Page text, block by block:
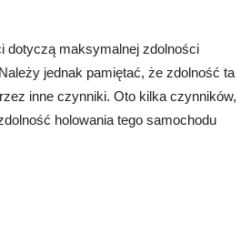
dotyczą maksymalnej zdolności
jednak pamiętać, że zdolność ta
inne czynniki. Oto kilka czynników,
holowania tego samochodu